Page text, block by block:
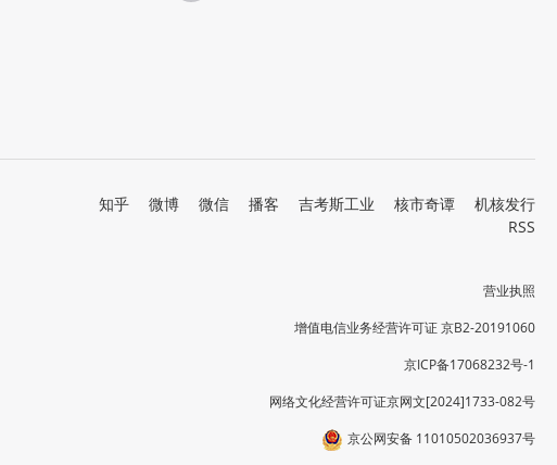
知乎 微博 微信 播客 吉考斯工业 核市奇谭
机核发行
RSS
营业执照
增值电信业务经营许可证 京B2-20191060
京ICP备17068232号-1
网络文化经营许可证京网文[2024]1733-082号
京公网安备 11010502036937号